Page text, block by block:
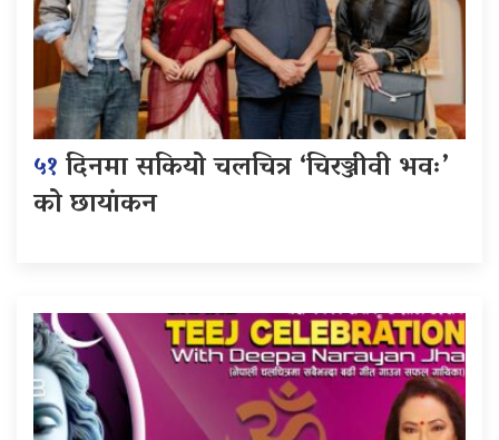
५१दिनमा सकियो चलचित्र ‘चिरञ्जीवी भवः’
को छायांकन